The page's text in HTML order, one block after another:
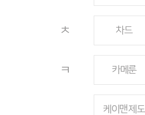
ㅊ 차드
ㅋ 카메룬
케이맨 제도